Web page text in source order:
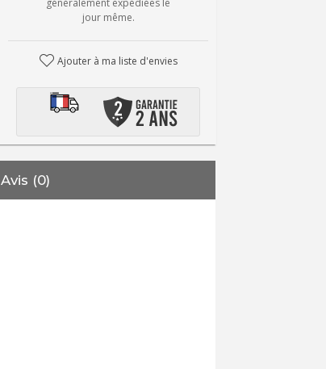
généralement expédiées le
jour même.
Ajouter à ma liste d'envies
Avis (0)